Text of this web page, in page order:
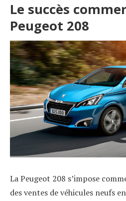
Le succès
Peugeot 208
La Peugeot 208 s’impose
des ventes de véhicules neufs